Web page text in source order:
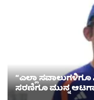
“ಎಲ್ಲಾ ಸವಾಲುಗಳಿಗೂ
ಸರಣಿಗೂ ಮುನ್ನ